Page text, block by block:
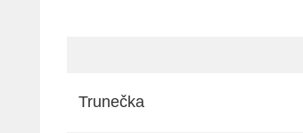
Trunečka